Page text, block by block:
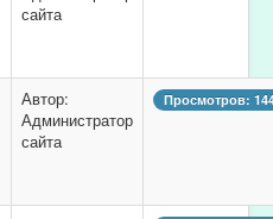
сайта
Автор:
Администратор
сайта
Просмотров: